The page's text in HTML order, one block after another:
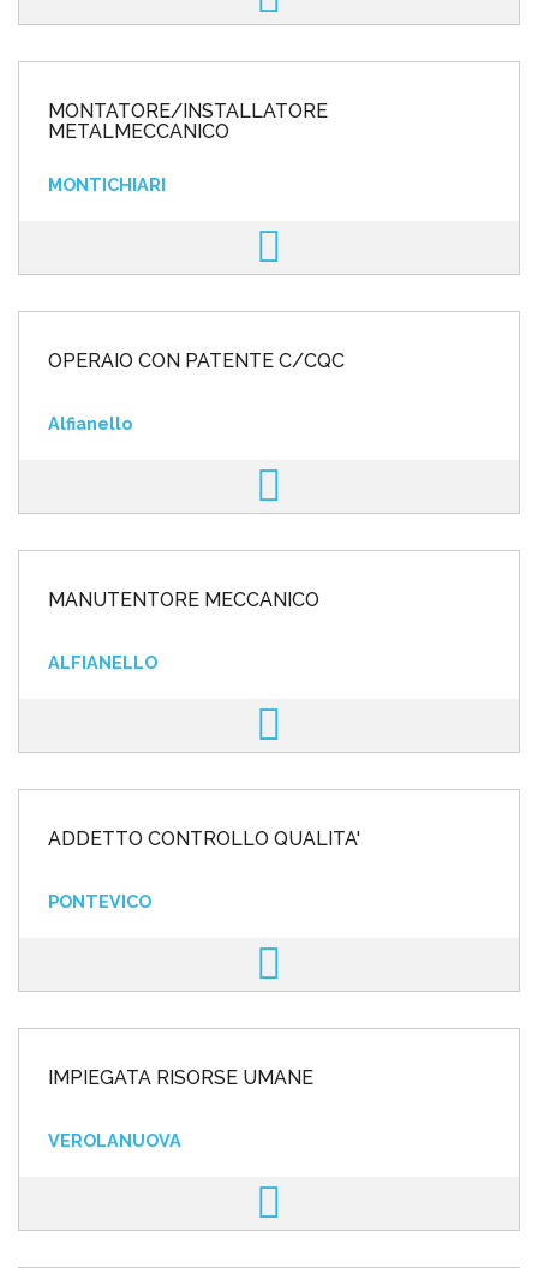
MONTATORE/INSTALLATORE
METALMECCANICO
MONTICHIARI
OPERAIO CON PATENTE C/CQC
Alfianello
MANUTENTORE MECCANICO
ALFIANELLO
ADDETTO CONTROLLO QUALITA'
PONTEVICO
IMPIEGATA RISORSE UMANE
VEROLANUOVA